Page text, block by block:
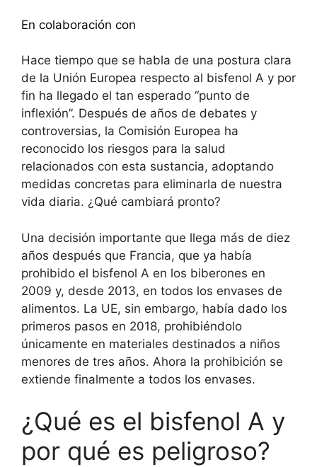
En colaboración con
Hace tiempo que se habla de una postura clara
de la Unión Europea respecto al bisfenol A y por
fin ha llegado el tan esperado “punto de
inflexión”. Después de años de debates y
controversias, la Comisión Europea ha
reconocido los riesgos para la salud
relacionados con esta sustancia, adoptando
medidas concretas para eliminarla de nuestra
vida diaria. ¿Qué cambiará pronto?
Una decisión importante que llega más de diez
años después que Francia, que ya había
prohibido el bisfenol A en los biberones en
2009 y, desde 2013, en todos los envases de
alimentos. La UE, sin embargo, había dado los
primeros pasos en 2018, prohibiéndolo
únicamente en materiales destinados a niños
menores de tres años. Ahora la prohibición se
extiende finalmente a todos los envases.
¿Qué es el bisfenol A y
por qué es peligroso?